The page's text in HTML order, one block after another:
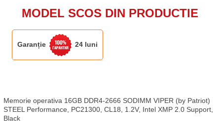
MODEL SCOS DIN PRODUCTIE
Garanție 24 luni
Memorie operativa 16GB DDR4-2666 SODIMM VIPER (by Patriot)
STEEL Performance, PC21300, CL18, 1.2V, Intel XMP 2.0 Support,
Black